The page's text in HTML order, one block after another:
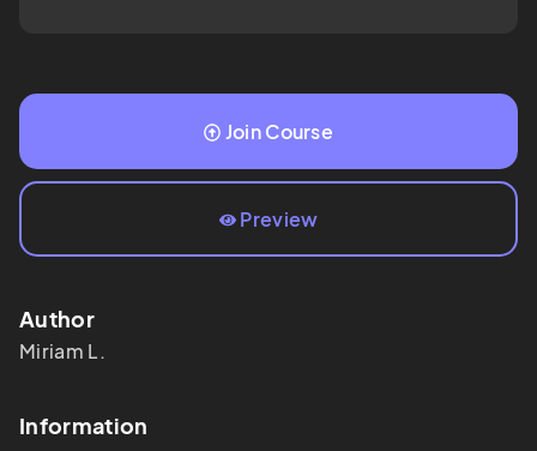
Join Course
Preview
Author
Miriam L.
Information